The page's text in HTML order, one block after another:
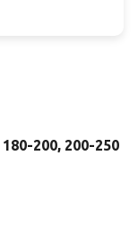
180-200, 200-250